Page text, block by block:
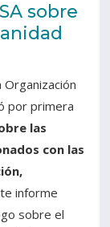
sobre
Organización
por primera
las
con las
informe
sobre el